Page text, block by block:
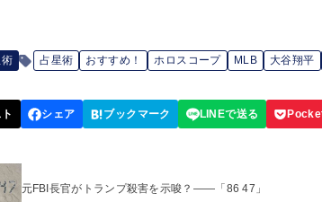
占星術 おすすめ！ ホロスコープ MLB 大谷翔平
元FBI長官がトランプ殺害を示唆？――「86 47」